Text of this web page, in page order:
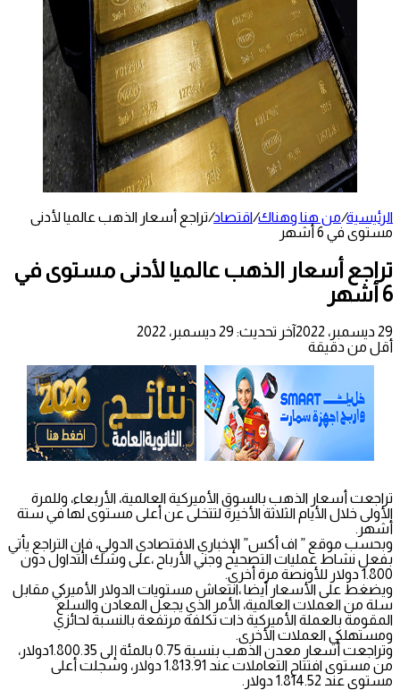
الرئيسية/من هنا وهناك/اقتصاد/تراجع أسعار الذهب عالميا لأدنى
مستوى في 6 أشهر
تراجع أسعار الذهب عالميا لأدنى مستوى في
6 أشهر
29 ديسمبر، 2022
آخر تحديث: 29 ديسمبر، 2022
أقل من دقيقة
تراجعت أسعار الذهب بالسوق الأميركية العالمية، الأربعاء، وللمرة
الأولى خلال الأيام الثلاثة الأخيرة لتتخلى عن أعلى مستوى لها في ستة
أشهر.
وبحسب موقع ” اف أكس” الإخباري الافتصادي الدولي، فإن التراجع يأتي
بفعل نشاط عمليات التصحيح وجني الأرباح ،على وشك التداول دون
1.800 دولار للأونصة مرة أخرى.
ويضغط على الأسعار أيضا ،انتعاش مستويات الدولار الأميركي مقابل
سلة من العملات العالمية، الأمر الذي يجعل المعادن والسلع
المقومة بالعملة الأميركية ذات تكلفة مرتفعة بالنسبة لحائزي
ومستهلكي العملات الأخرى.
وتراجعت أسعار معدن الذهب بنسبة 0.75 بالمئة إلى 1.800.35دولار،
من مستوى افتتاح التعاملات عند 1.813.91 دولار، وسجلت أعلى
مستوى عند 1.814.52 دولار.